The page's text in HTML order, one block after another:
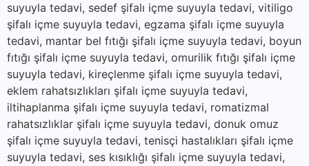
suyuyla tedavi, sedef şifalı içme suyuyla tedavi, vitiligo
şifalı içme suyuyla tedavi, egzama şifalı içme suyuyla
tedavi, mantar bel fıtığı şifalı içme suyuyla tedavi, boyun
fıtığı şifalı içme suyuyla tedavi, omurilik fıtığı şifalı içme
suyuyla tedavi, kireçlenme şifalı içme suyuyla tedavi,
eklem rahatsızlıkları şifalı içme suyuyla tedavi,
iltihaplanma şifalı içme suyuyla tedavi, romatizmal
rahatsızlıklar şifalı içme suyuyla tedavi, donuk omuz
şifalı içme suyuyla tedavi, tenisçi hastalıkları şifalı içme
suyuyla tedavi, ses kısıklığı şifalı içme suyuyla tedavi,